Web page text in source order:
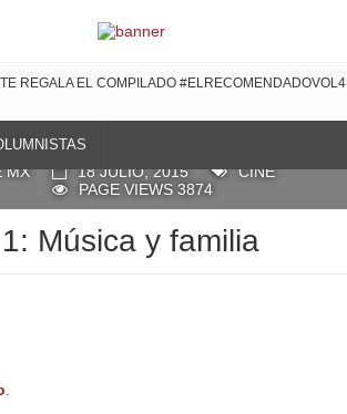
LA PREMIERE DE LUCHANDO CON MI FAMILIA!
REGALA EL COMPILADO #ELRECOMENDADOVOL4
MX 18 JULIO, 2015
CINE
PAGE VIEWS 3874
Música y familia